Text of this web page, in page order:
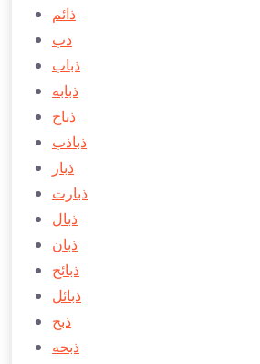
ذائم
ذب
ذباب
ذبابه
ذباح
ذباذب
ذبار
ذبارت
ذبال
ذبان
ذبائح
ذبائل
ذبح
ذبحه